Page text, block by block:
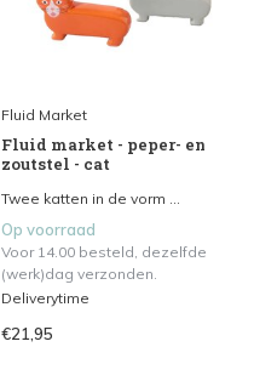
Fluid Market
Fluid market - peper- en
zoutstel - cat
Twee katten in de vorm ...
Op voorraad
Voor 14.00 besteld, dezelfde
(werk)dag verzonden.
Deliverytime
€21,95